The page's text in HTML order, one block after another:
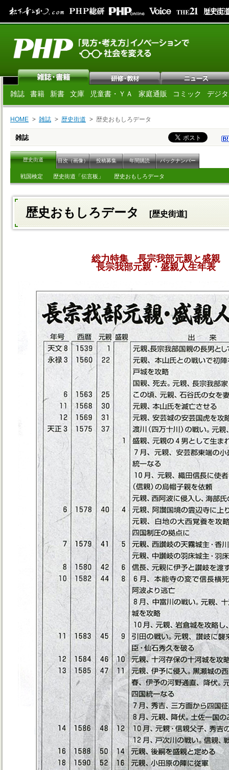
雑誌 書籍 新書 文庫 児童書・ＹＡ 家庭通販 コミック デジ
HOME 雑誌 歴史街道 歴史おもしろデータ
雑誌
歴史街道 目次（画像） 投稿募集 年間購読 バックナンバー
戦国検定 歴史街道「伝言板」 歴史おもしろデータ
歴史おもしろデータ [歴史街道]
総力特集 長宗我部元親と盛親
長宗我部元親・盛親人生年表